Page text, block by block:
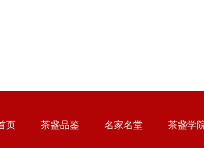
页 茶盏品鉴 名家名堂 茶盏学